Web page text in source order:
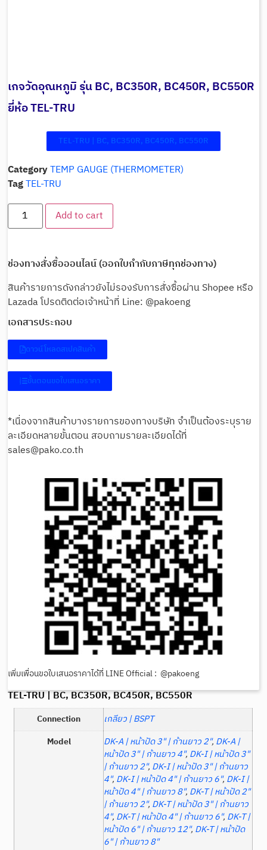
เกจวัดอุณหภูมิ รุ่น BC, BC350R, BC450R, BC550R
ยี่ห้อ TEL-TRU
TEL-TRU | BC, BC350R, BC450R, BC550R
CategoryTEMP GAUGE (THERMOMETER)
TagTEL-TRU
Add to cart
ช่องทางสั่งซื้อออนไลน์ (ออกใบกำกับภาษีทุกช่องทาง)
สินค้ารายการดังกล่าวยังไม่รองรับการสั่งซื้อผ่าน Shopee หรือ
Lazada โปรดติดต่อเจ้าหน้าที่ Line: @pakoeng
เอกสารประกอบ
ดาวน์โหลดสเปคสินค้า
ขั้นตอนขอใบเสนอราคา
*เนื่องจากสินค้าบางรายการของทางบริษัท จำเป็นต้องระบุราย
ละเอียดหลายขั้นตอน สอบถามรายละเอียดได้ที่
sales@pako.co.th
เพิ่มเพื่อนขอใบเสนอราคาได้ที่ LINE Official : @pakoeng
TEL-TRU | BC, BC350R, BC450R, BC550R
Connection
เกลียว | BSPT
Model
DK-A | หน้าปัด 3" | ก้านยาว 2", DK-A |
หน้าปัด 3" | ก้านยาว 4", DK-I | หน้าปัด 3"
| ก้านยาว 2", DK-I | หน้าปัด 3" | ก้านยาว
4", DK-I | หน้าปัด 4" | ก้านยาว 6", DK-I |
หน้าปัด 4" | ก้านยาว 8", DK-T | หน้าปัด 2"
| ก้านยาว 2", DK-T | หน้าปัด 3" | ก้านยาว
4", DK-T | หน้าปัด 4" | ก้านยาว 6", DK-T |
หน้าปัด 6" | ก้านยาว 12", DK-T | หน้าปัด
6" | ก้านยาว 8"